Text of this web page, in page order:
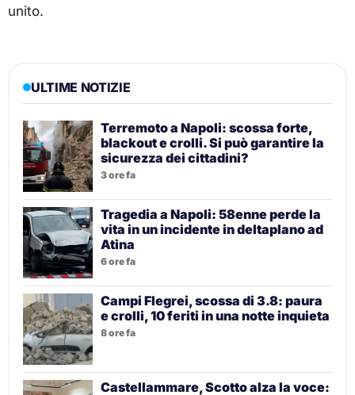
unito.
ULTIME NOTIZIE
Terremoto a Napoli: scossa forte,
blackout e crolli. Si può garantire la
sicurezza dei cittadini?
3 ore fa
Tragedia a Napoli: 58enne perde la
vita in un incidente in deltaplano ad
Atina
6 ore fa
Campi Flegrei, scossa di 3.8: paura
e crolli, 10 feriti in una notte inquieta
8 ore fa
Castellammare, Scotto alza la voce: